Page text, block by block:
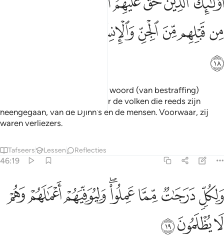
أُو۟لَـٰٓئِكَ ٱلَّذِينَ حَقَّ عَلَيْهِمُ ٱلْقَوْلُ فِىٓ أُمَمٍۢ قَدْ خَلَتْ مِن قَبْلِهِم مِّنَ
ﲭﲮﲯﲰﲱﲲ
ﲶ
Zij zijn degenen over wie het woord (van bestraffing)
bewaarheid zal worden onder de volken die reeds zijn
heengegaan, van de Djinn's en de mensen. Voorwaar, zij
waren verliezers.
Tafseers Lessen Reflecties
46:19
ولكل درجات مما عملوا وليوفيهم اعمالهم وهم لا يظلمون ١٩
وَلِكُلٍّۢ دَرَجَـٰتٌۭ مِّمَّا عَمِلُوا۟ ۖ وَلِيُوَفِّيَهُمْ أَعْمَـٰلَهُمْ وَهُمْ لَا يُظْلَمُونَ ١٩
ﲷﲸﲹﲺﲻﲼﲽﲾ
ﲿﳀﳁ